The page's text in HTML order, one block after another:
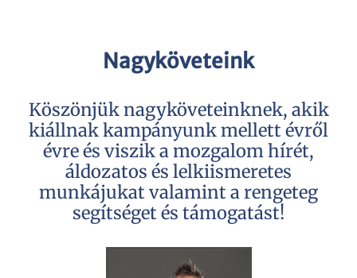
Nagyköveteink
Köszönjük nagyköveteinknek, akik
kiállnak kampányunk mellett évről
évre és viszik a mozgalom hírét,
áldozatos és lelkiismeretes
munkájukat valamint a rengeteg
segítséget és támogatást!